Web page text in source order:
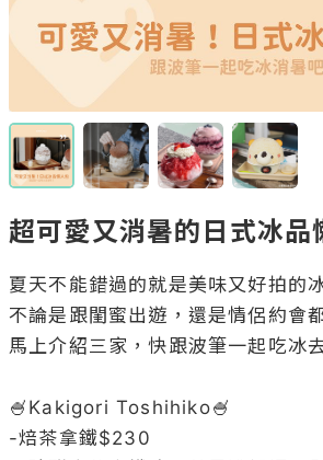
超可愛又消暑的日式冰品
夏天不能錯過的就是美味又好拍的
不論是跟閨蜜出遊，還是情侶約會
馬上介紹三家，快跟波筆一起吃冰
🍧Kakigori Toshihiko🍧
-焙茶拿鐵$230